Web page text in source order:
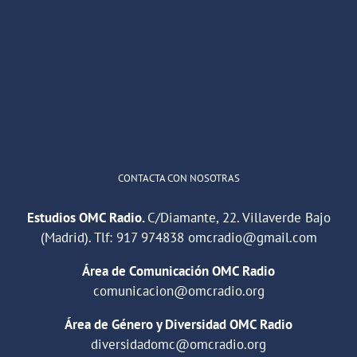
CONTACTA CON NOSOTRAS
Estudios OMC Radio.C/Diamante, 22. Villaverde Bajo
(Madrid). Tlf: 917 974838 omcradio@gmail.com
Área de Comunicación OMC Radio
comunicacion@omcradio.org
Área de Género y Diversidad OMC Radio
diversidadomc@omcradio.org